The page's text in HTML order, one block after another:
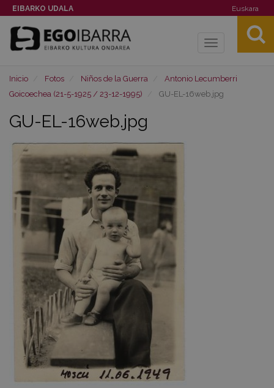
EIBARKO UDALA Euskara
Toggle
Inicio Fotos Niños de la Guerra
Antonio Lecumberri
Goicoechea (21-5-1925 / 23-12-1995)
GU-EL-16web.jpg
GU-EL-16web.jpg